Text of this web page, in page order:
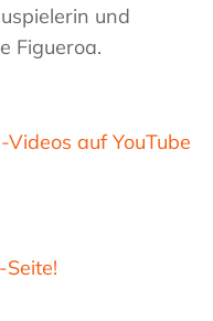
und
Figueroa.
auf YouTube